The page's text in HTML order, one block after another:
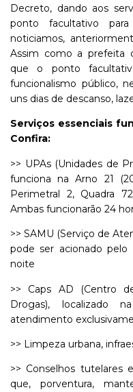
Decreto, dando aos
ponto facultativo
noticiamos,
Assim como a prefeita
que o ponto
funcionalismo público,
uns dias de descanso,
Serviços essenciais
Confira:
>> UPAs (Unidades de
funciona na Arno 21
Perimetral 2, Quadra
Ambas funcionarão 24
>> SAMU (Serviço de
pode ser acionado
noite
>> Caps AD (Centro
Drogas), localizado
atendimento
>> Limpeza urbana,
>> Conselhos tutelares
que, porventura,